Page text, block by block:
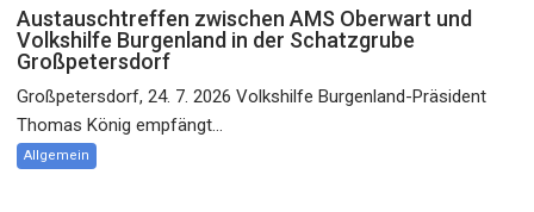
Austauschtreffen zwischen AMS Oberwart und
Volkshilfe Burgenland in der Schatzgrube
Großpetersdorf
Großpetersdorf, 24. 7. 2026 Volkshilfe Burgenland-Präsident
Thomas König empfängt...
Allgemein